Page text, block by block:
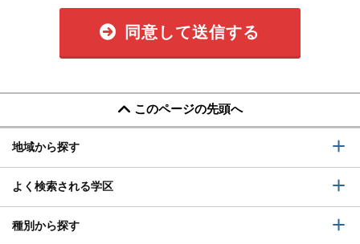
同意して送信する
このページの先頭へ
地域から探す
よく検索される学区
種別から探す